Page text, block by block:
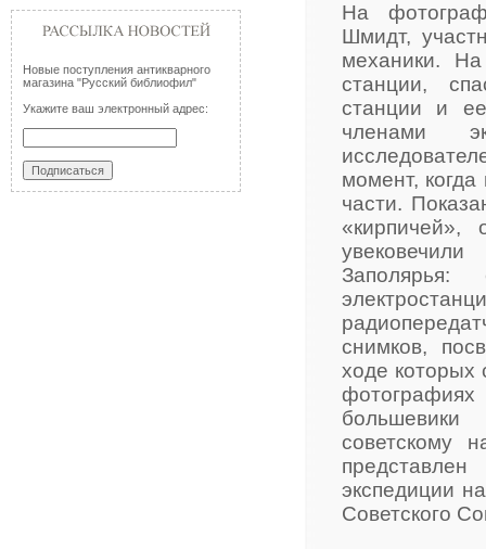
Новые поступления антикварного
магазина "Русский библиофил"
Укажите ваш электронный адрес:
На
Шмидт,
механики.
станции,
станции и
членами
момент,
части.
«кирпичей»,
Заполярья:
снимков,
ходе которых
большевики
советскому
экспедиции
Советского